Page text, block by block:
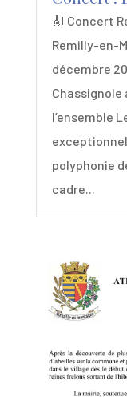
🎻 Concert
Remilly-en-
décembre
Chassignole
l’ensemble
polyphonie
cadre...